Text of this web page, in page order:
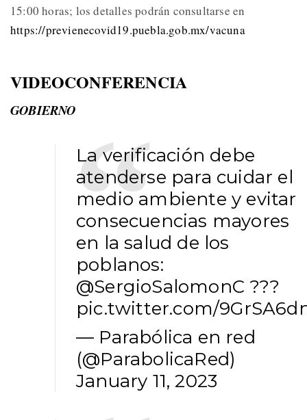
15:00 horas; los detalles podrán consultarse en
https://previenecovid19.puebla.gob.mx/vacuna
VIDEOCONFERENCIA
GOBIERNO
La verificación debe
atenderse para cuidar el
medio ambiente y evitar
consecuencias mayores
en la salud de los
poblanos:
@SergioSalomonC ???
pic.twitter.com/
— Parabólica en red
(@ParabolicaRed)
January 11, 2023